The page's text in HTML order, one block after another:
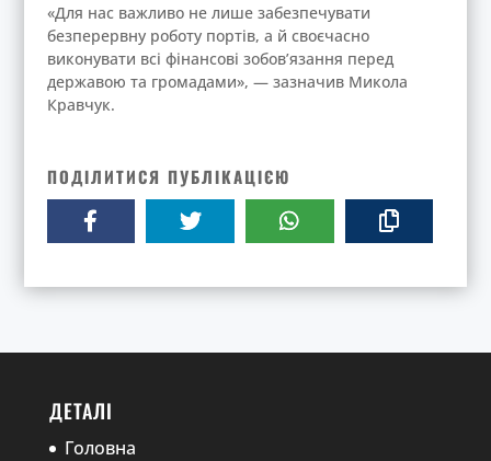
«Для нас важливо не лише забезпечувати
безперервну роботу портів, а й своєчасно
виконувати всі фінансові зобов’язання перед
державою та громадами», — зазначив Микола
Кравчук.
ПОДІЛИТИСЯ ПУБЛІКАЦІЄЮ
ДЕТАЛІ
Головна